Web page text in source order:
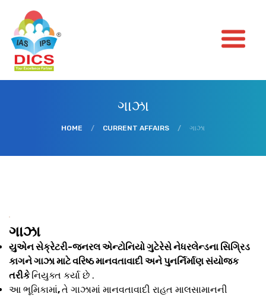
ગાઝા
HOME / CURRENT AFFAIRS / ગાઝા
ગાઝા
યુએન સેક્રેટરી-જનરલ એન્ટોનિયો ગુટેરેસે નેધરલેન્ડના સિગ્રિડ
કાગને ગાઝા માટે વરિષ્ઠ માનવતાવાદી અને પુનર્નિર્માણ સંયોજક
તરીકેનિયુક્ત કર્યા છે .
આ ભૂમિકામાં,તે ગાઝામાં માનવતાવાદી રાહત માલસામાનની